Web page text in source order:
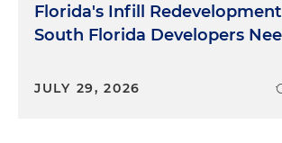
Florida's Infill
South Florida Developers
JULY 29, 2026